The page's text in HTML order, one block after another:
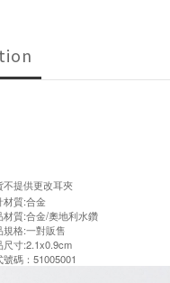
不提供更改耳夾
材質:合金
材質:合金/奧地利水鑽
規格:一對販售
尺寸:2.1x0.9cm
號碼：51005001